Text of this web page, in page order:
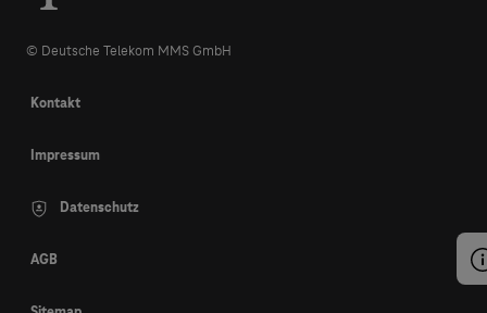
© Deutsche Telekom MMS GmbH
Kontakt
Impressum
Datenschutz
AGB